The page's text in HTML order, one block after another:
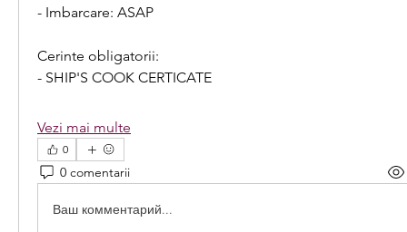
- Imbarcare: ASAP
Cerinte obligatorii:
- SHIP'S COOK CERTICATE
Vezi mai multe
0
0 comentarii
Ваш комментарий...